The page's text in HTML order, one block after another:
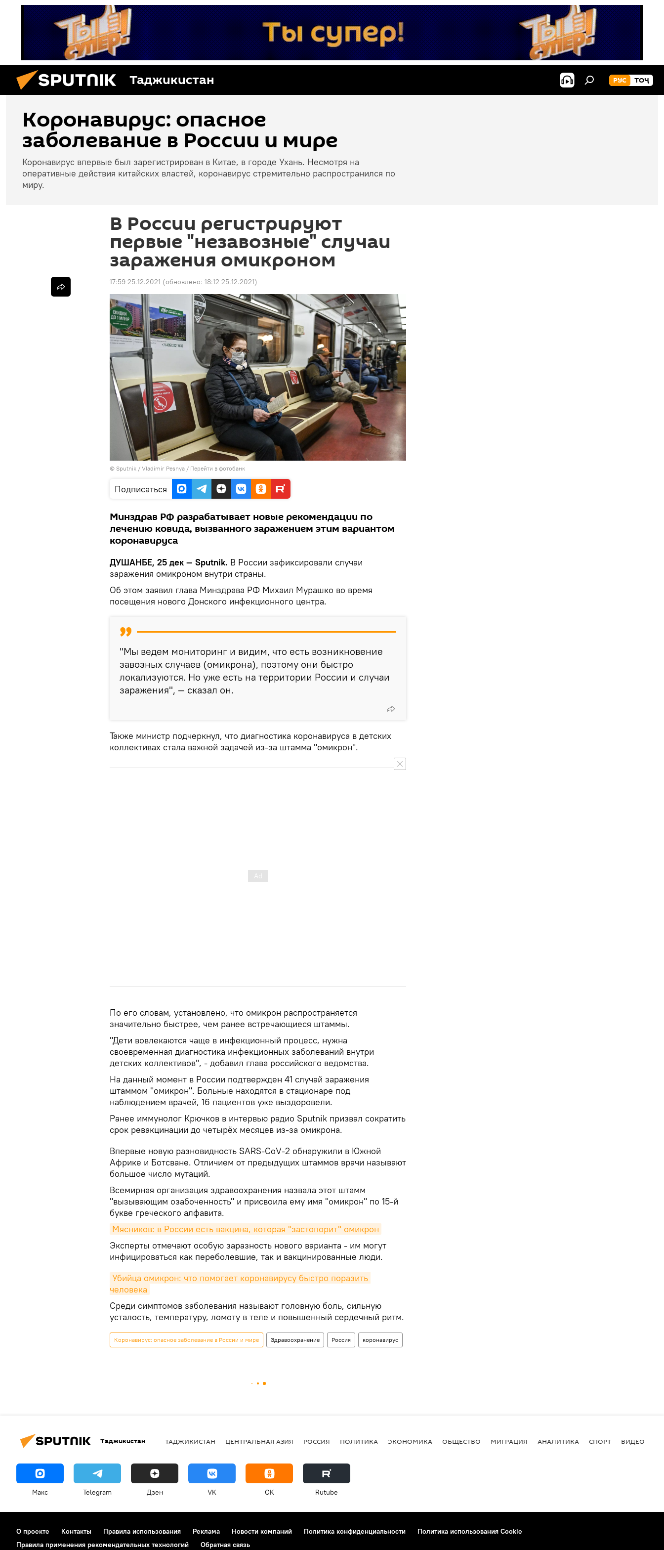
Таджикистан РУС ТОҶ
Коронавирус: опасное
заболевание в России и мире
Коронавирус впервые был зарегистрирован в Китае, в городе Ухань. Несмотря на
оперативные действия китайских властей, коронавирус стремительно распространился по
миру.
В России регистрируют
первые "незавозные" случаи
заражения омикроном
17:59 25.12.2021 (обновлено: 18:12 25.12.2021)
© Sputnik / Vladimir Pesnya / Перейти в фотобанк
Подписаться
Минздрав РФ разрабатывает новые рекомендации по
лечению ковида, вызванного заражением этим вариантом
коронавируса
ДУШАНБЕ, 25 дек — Sputnik. В России зафиксировали случаи
заражения омикроном внутри страны.
Об этом заявил глава Минздрава РФ Михаил Мурашко во время
посещения нового Донского инфекционного центра.
"Мы ведем мониторинг и видим, что есть возникновение
завозных случаев (омикрона), поэтому они быстро
локализуются. Но уже есть на территории России и случаи
заражения", — сказал он.
Также министр подчеркнул, что диагностика коронавируса в детских
коллективах стала важной задачей из-за штамма "омикрон".
По его словам, установлено, что омикрон распространяется
значительно быстрее, чем ранее встречающиеся штаммы.
"Дети вовлекаются чаще в инфекционный процесс, нужна
своевременная диагностика инфекционных заболеваний внутри
детских коллективов", - добавил глава российского ведомства.
На данный момент в России подтвержден 41 случай заражения
штаммом "омикрон". Больные находятся в стационаре под
наблюдением врачей, 16 пациентов уже выздоровели.
Ранее иммунолог Крючков в интервью радио Sputnik призвал сократить
срок ревакцинации до четырёх месяцев из-за омикрона.
Впервые новую разновидность SARS-CoV-2 обнаружили в Южной
Африке и Ботсване. Отличием от предыдущих штаммов врачи называют
большое число мутаций.
Всемирная организация здравоохранения назвала этот штамм
"вызывающим озабоченность" и присвоила ему имя "омикрон" по 15-й
букве греческого алфавита.
Мясников: в России есть вакцина, которая "застопорит" омикрон
Эксперты отмечают особую заразность нового варианта - им могут
инфицироваться как переболевшие, так и вакцинированные люди.
Убийца омикрон: что помогает коронавирусу быстро поразить
человека
Среди симптомов заболевания называют головную боль, сильную
усталость, температуру, ломоту в теле и повышенный сердечный ритм.
Коронавирус: опасное заболевание в России и мире Здравоохранение Россия коронавирус
Таджикистан ТАДЖИКИСТАН ЦЕНТРАЛЬНАЯ АЗИЯ РОССИЯ ПОЛИТИКА ЭКОНОМИКА ОБЩЕСТВО МИГРАЦИЯ АНАЛИТИКА СПОРТ ВИДЕО
Макс Telegram Дзен VK OK Rutube
О проекте Контакты Правила использования Реклама Новости компаний Политика конфиденциальности
Политика использования Cookie
Правила применения рекомендательных технологий
Обратная связь